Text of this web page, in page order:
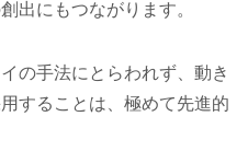
出にもつながります。
の手法にとらわれず、動き
することは、極めて先進的